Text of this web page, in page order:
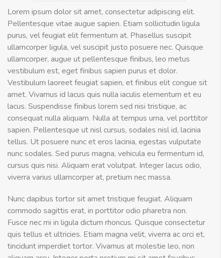
Lorem ipsum dolor sit amet, consectetur adipiscing elit.
Pellentesque vitae augue sapien. Etiam sollicitudin ligula
purus, vel feugiat elit fermentum at. Phasellus suscipit
ullamcorper ligula, vel suscipit justo posuere nec. Quisque
ullamcorper, augue ut pellentesque finibus, leo metus
vestibulum est, eget finibus sapien purus et dolor.
Vestibulum laoreet feugiat sapien, et finibus elit congue sit
amet. Vivamus id lacus quis nulla iaculis elementum et eu
lacus. Suspendisse finibus lorem sed nisi tristique, ac
consequat nulla aliquam. Nulla at tempus urna, vel porttitor
sapien. Pellentesque ut nisl cursus, sodales nisl id, lacinia
tellus. Ut posuere nunc et eros lacinia, egestas vulputate
nunc sodales. Sed purus magna, vehicula eu fermentum id,
cursus quis nisi. Aliquam erat volutpat. Integer lacus odio,
viverra varius ullamcorper at, pretium nec massa.
Nunc dapibus tortor sit amet tristique feugiat. Aliquam
commodo sagittis erat, in porttitor odio pharetra non.
Fusce nec mi in ligula dictum rhoncus. Quisque consectetur
quis tellus et ultricies. Etiam magna velit, viverra ac orci et,
tincidunt imperdiet tortor. Vivamus at molestie leo, non